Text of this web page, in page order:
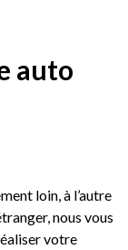
auto
loin, à l’autre
nous vous
votre